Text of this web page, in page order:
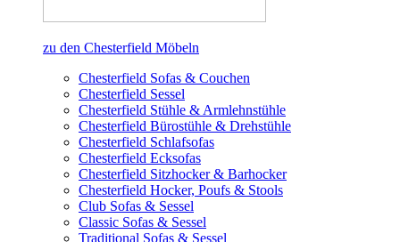
zu den Chesterfield Möbeln
Chesterfield Sofas & Couchen
Chesterfield Sessel
Chesterfield Stühle & Armlehnstühle
Chesterfield Bürostühle & Drehstühle
Chesterfield Schlafsofas
Chesterfield Ecksofas
Chesterfield Sitzhocker & Barhocker
Chesterfield Hocker, Poufs & Stools
Club Sofas & Sessel
Classic Sofas & Sessel
Traditional Sofas & Sessel